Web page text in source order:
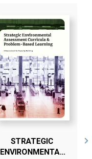
STRATEGIC
ENVIRONMENTAL